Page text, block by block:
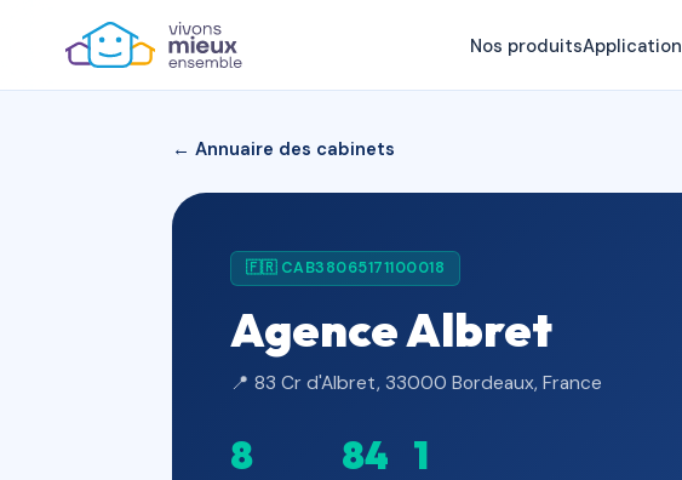
Nos produitsApplication
← Annuaire des cabinets
🇫🇷 CAB38065171100018
Agence Albret
📍 83 Cr d'Albret, 33000 Bordeaux, France
8 84 1